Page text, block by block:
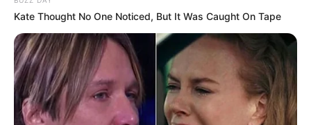
Kate Thought No One Noticed, But It Was Caught On Tape